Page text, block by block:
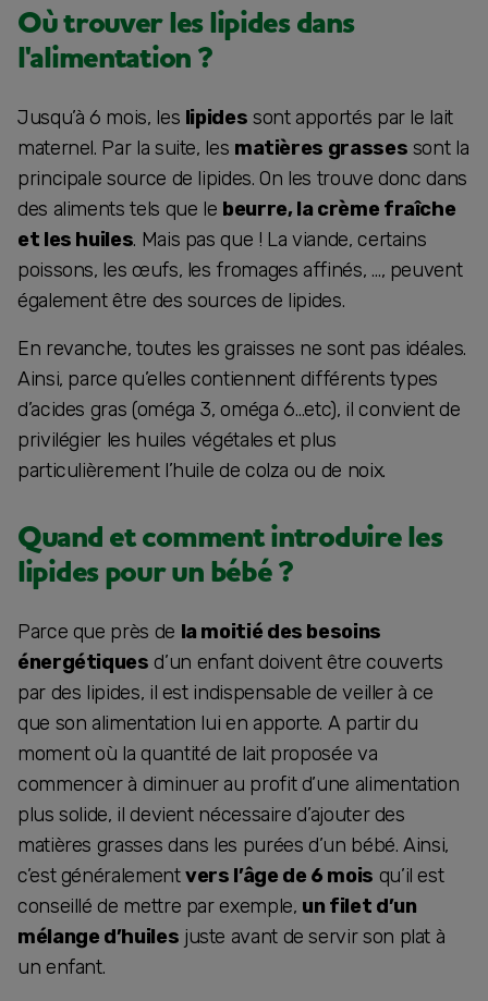
Où trouver les lipides dans
l'alimentation ?
Jusqu’à 6 mois, les lipides sont apportés par le lait
maternel. Par la suite, les matières grasses sont la
principale source de lipides. On les trouve donc dans
des aliments tels que le beurre, la crème fraîche
et les huiles. Mais pas que ! La viande, certains
poissons, les œufs, les fromages affinés, …, peuvent
également être des sources de lipides.
En revanche, toutes les graisses ne sont pas idéales.
Ainsi, parce qu’elles contiennent différents types
d’acides gras (oméga 3, oméga 6…etc), il convient de
privilégier les huiles végétales et plus
particulièrement l’huile de colza ou de noix.
Quand et comment introduire les
lipides pour un bébé ?
Parce que près de la moitié des besoins
énergétiques d’un enfant doivent être couverts
par des lipides, il est indispensable de veiller à ce
que son alimentation lui en apporte. A partir du
moment où la quantité de lait proposée va
commencer à diminuer au profit d’une alimentation
plus solide, il devient nécessaire d’ajouter des
matières grasses dans les purées d’un bébé. Ainsi,
c’est généralementvers l’âge de 6 mois qu’il est
conseillé de mettre par exemple, un filet d’un
mélange d’huiles juste avant de servir son plat à
un enfant.